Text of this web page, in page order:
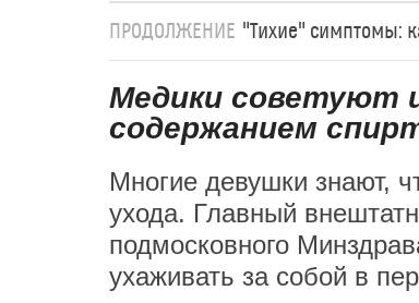
ПРОДОЛЖЕНИЕ "Тихие" симптомы:
Медики советуют
содержанием
Многие девушки знают,
ухода. Главный
подмосковного
ухаживать за собой в